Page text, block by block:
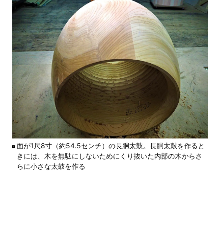
面が1尺8寸（約54.5センチ）の長胴太鼓。長胴太鼓を作ると
きには、木を無駄にしないためにくり抜いた内部の木からさ
らに小さな太鼓を作る